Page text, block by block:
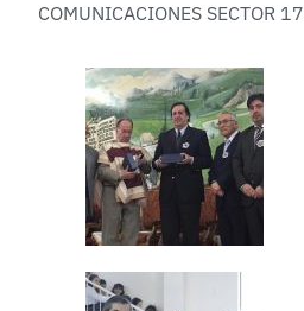
COMUNICACIONES SECTOR 17